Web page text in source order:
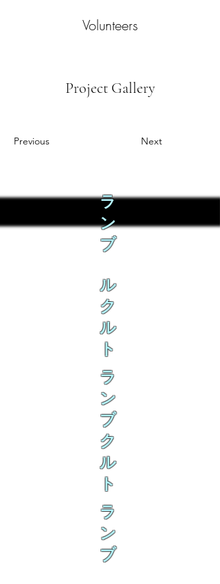
Volunteers
Project Gallery
Previous Next
ラ
ン
ブ
ル
ク
ル
ト
ラ
ン
ブ
ク
ル
ト
ラ
ン
ブ